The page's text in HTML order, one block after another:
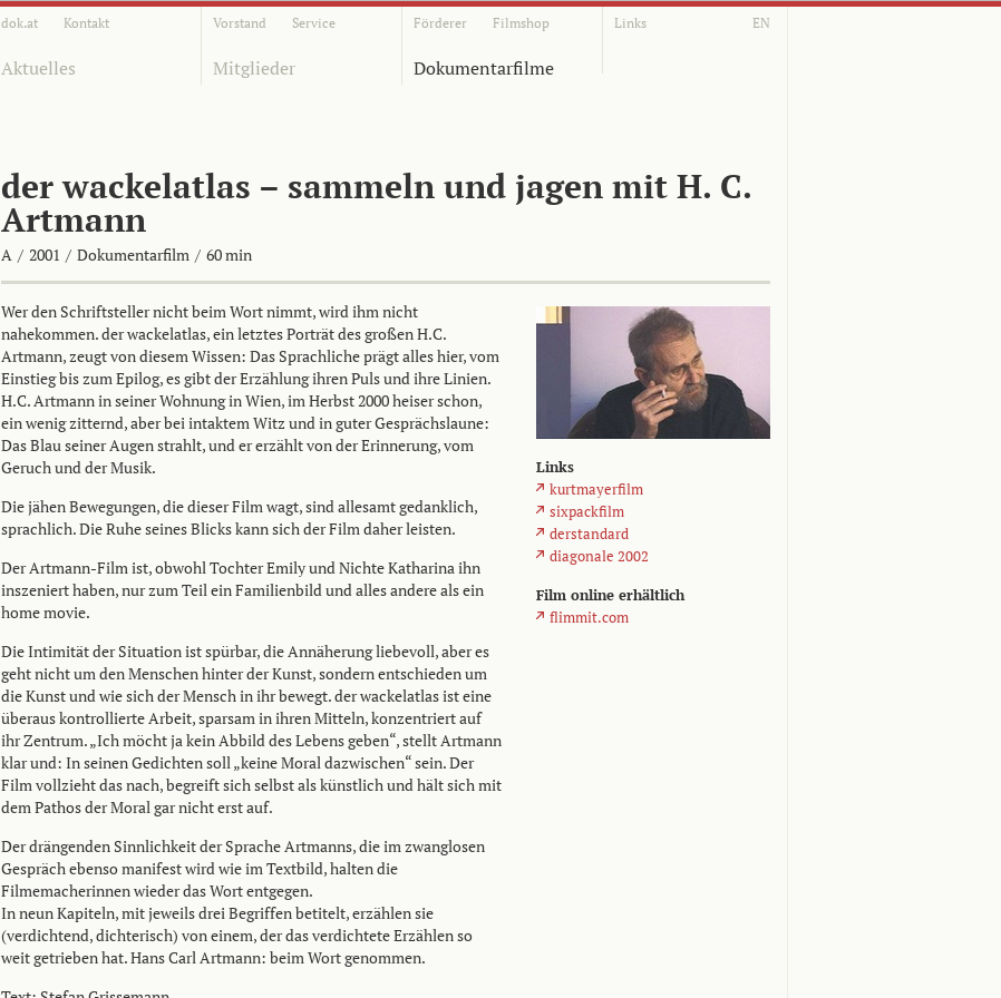
dok.at Kontakt Vorstand Service Förderer Filmshop Links EN
Aktuelles Mitglieder Dokumentarfilme
der wackelatlas – sammeln und jagen mit H. C.
Artmann
A / 2001 / Dokumentarfilm / 60 min
Wer den Schriftsteller nicht beim Wort nimmt, wird ihm nicht
nahekommen. der wackelatlas, ein letztes Porträt des großen H.C.
Artmann, zeugt von diesem Wissen: Das Sprachliche prägt alles hier, vom
Einstieg bis zum Epilog, es gibt der Erzählung ihren Puls und ihre Linien.
H.C. Artmann in seiner Wohnung in Wien, im Herbst 2000 heiser schon,
ein wenig zitternd, aber bei intaktem Witz und in guter Gesprächslaune:
Das Blau seiner Augen strahlt, und er erzählt von der Erinnerung, vom
Geruch und der Musik.
Die jähen Bewegungen, die dieser Film wagt, sind allesamt gedanklich,
sprachlich. Die Ruhe seines Blicks kann sich der Film daher leisten.
Der Artmann-Film ist, obwohl Tochter Emily und Nichte Katharina ihn
inszeniert haben, nur zum Teil ein Familienbild und alles andere als ein
home movie.
Die Intimität der Situation ist spürbar, die Annäherung liebevoll, aber es
geht nicht um den Menschen hinter der Kunst, sondern entschieden um
die Kunst und wie sich der Mensch in ihr bewegt. der wackelatlas ist eine
überaus kontrollierte Arbeit, sparsam in ihren Mitteln, konzentriert auf
ihr Zentrum. „Ich möcht ja kein Abbild des Lebens geben“, stellt Artmann
klar und: In seinen Gedichten soll „keine Moral dazwischen“ sein. Der
Film vollzieht das nach, begreift sich selbst als künstlich und hält sich mit
dem Pathos der Moral gar nicht erst auf.
Der drängenden Sinnlichkeit der Sprache Artmanns, die im zwanglosen
Gespräch ebenso manifest wird wie im Textbild, halten die
Filmemacherinnen wieder das Wort entgegen.
In neun Kapiteln, mit jeweils drei Begriffen betitelt, erzählen sie
(verdichtend, dichterisch) von einem, der das verdichtete Erzählen so
weit getrieben hat. Hans Carl Artmann: beim Wort genommen.
Links
kurtmayerfilm
sixpackfilm
derstandard
diagonale 2002
Film online erhältlich
flimmit.com